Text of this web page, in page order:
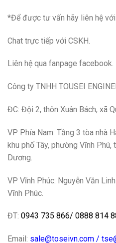
*Để được tư vấn hãy liên hệ với
Chat trực tiếp với CSKH.
Liên hệ qua fanpage facebook.
Công ty TNHH TOUSEI
ĐC: Đội 2, thôn Xuân Bách, xã
VP Phía Nam: Tầng 3 tòa nhà
khu phố Tây, phường Vĩnh Phú,
Dương.
VP Vĩnh Phúc: Nguyễn Văn
Vĩnh Phúc.
ĐT: 0943 735 866/ 0888 814
Email: sale@toseivn.com /